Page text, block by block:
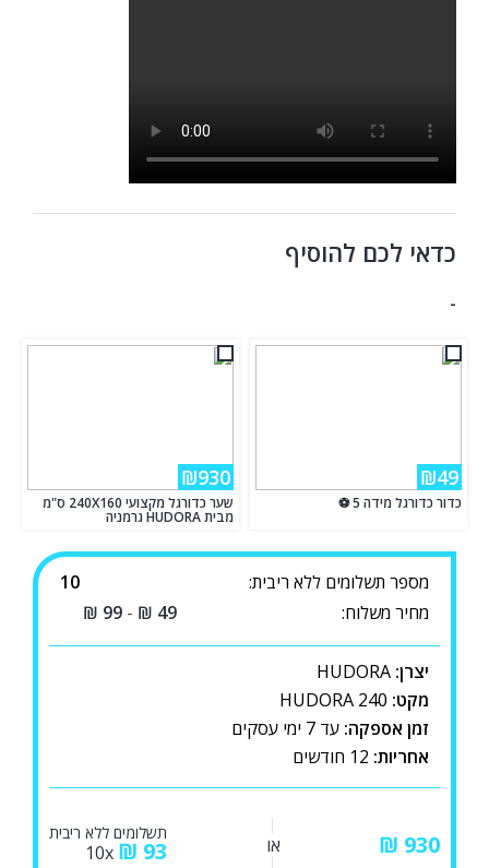
כדאי לכם להוסיף
-
₪49
כדור כדורגל מידה 5 ⚽
₪930
שער כדורגל מקצועי 240X160 ס"מ
מבית HUDORA גרמניה
מספר תשלומים ללא ריבית:
10
מחיר משלוח:
₪ 49
-
₪ 99
יצרן: HUDORA
מקט: HUDORA 240
זמן אספקה: עד 7 ימי עסקים
אחריות: 12 חודשים
₪ או
תשלומים ללא ריבית
₪ 93